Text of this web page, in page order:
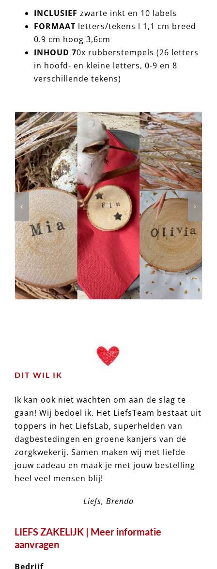
INCLUSIEF zwarte inkt en 10 labels
FORMAAT letters/tekens l 1,1 cm breed
0.9 cm hoog 3,6cm
INHOUD 70x rubberstempels (26 letters
in hoofd- en kleine letters, 0-9 en 8
verschillende tekens)
DIT WIL IK
Ik kan ook niet wachten om aan de slag te
gaan! Wij bedoel ik. Het LiefsTeam bestaat uit
toppers in het LiefsLab, superhelden van
dagbestedingen en groene kanjers van de
zorgkwekerij. Samen maken wij met liefde
jouw cadeau en maak je met jouw bestelling
heel veel mensen blij!
Liefs, Brenda
LIEFS ZAKELIJK | Meer informatie
aanvragen
Bedrijf